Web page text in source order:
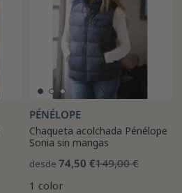
PÉNÉLOPE
Chaqueta acolchada Pénélope
Sonia sin mangas
desde 74,50 €149,00 €
1 color